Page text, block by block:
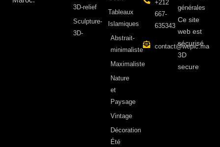
3D-relief
Sculpture-
3D-
Tableaux
Islamiques
Abstrait-
minimaliste
Maximaliste
Nature
et
Paysage
Vintage
Décoration
Été
+212
667-
635343
contact@wepic.ma
générales
Ce site
web est
sécurisé
3D
secure